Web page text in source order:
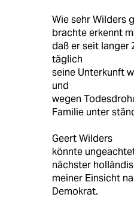
Wie sehr Wilders
brachte erkennt
daß er seit langer
täglich
seine Unterkunft
und
wegen
Familie unter
Geert Wilders
könnte
nächster
meiner Einsicht
Demokrat.